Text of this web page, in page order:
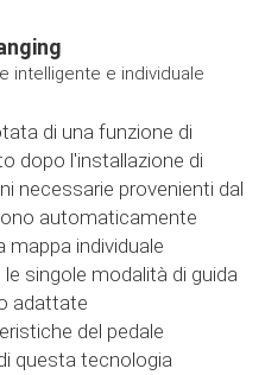
intelligente e individuale
di una funzione di
dopo l'installazione di
necessarie provenienti dal
automaticamente
mappa individuale
singole modalità di guida
adattate
del pedale
questa tecnologia